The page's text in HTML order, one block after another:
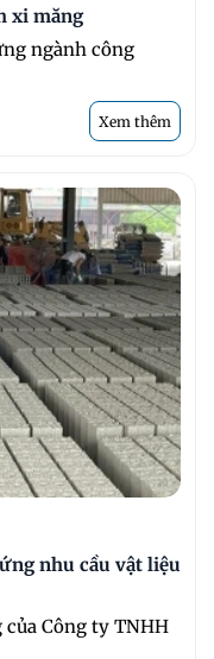
xi măng
ngành công
Xem thêm
nhu cầu vật liệu
Công ty TNHH